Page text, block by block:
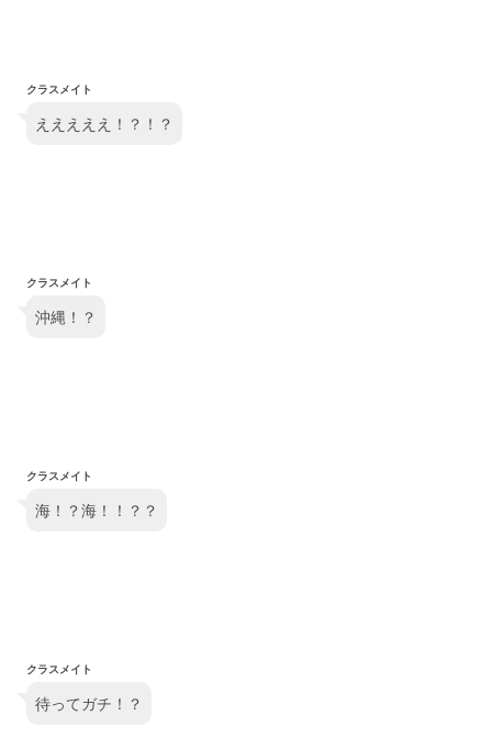
クラスメイト
えええええ！？！？
クラスメイト
沖縄！？
クラスメイト
海！？海！！？？
クラスメイト
待ってガチ！？